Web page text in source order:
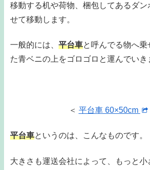
移動する机や荷物、梱包してあるダ
せて移動します。
一般的には、 平台車と呼んでる物へ
た青ベニの上をゴロゴロと運んでいき
＜ 平台車 60×50cm
平台車というのは、こんなものです。
大きさも運送会社によって、もっと